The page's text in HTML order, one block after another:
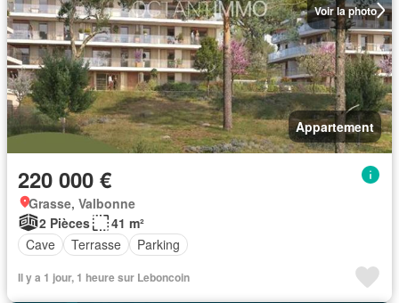
Voir la photo
Appartement
220 000 €
Grasse, Valbonne
2 Pièces
41 m²
Cave
Terrasse Parking
Il y a 1 jour, 1 heure sur Leboncoin